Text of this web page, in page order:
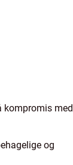
kompromis med
og